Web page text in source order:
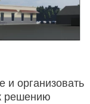
и организовать
решению